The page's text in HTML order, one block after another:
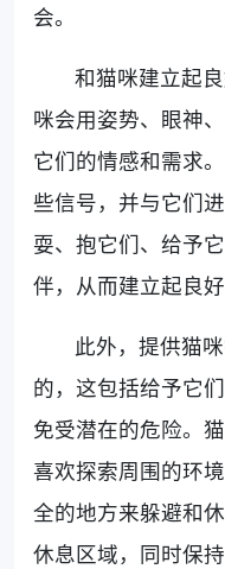
会。
和猫咪建立起
咪会用姿势、眼神
它们的情感和需求
些信号，并与它们
耍、抱它们、给予
伴，从而建立起良好
此外，提供猫
的，这包括给予它
免受潜在的危险。
喜欢探索周围的环
全的地方来躲避和
休息区域，同时保